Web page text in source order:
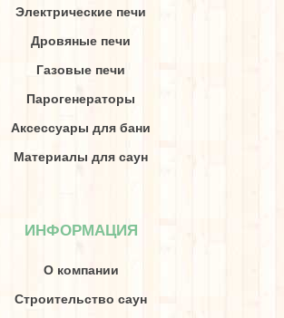
Электрические печи
Дровяные печи
Газовые печи
Парогенераторы
Аксессуары для бани
Материалы для саун
ИНФОРМАЦИЯ
О компании
Строительство саун